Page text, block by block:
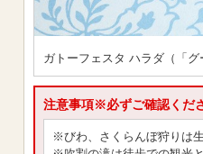
ガトーフェスタ ハラダ（「グ
注意事項※必ずご確認くだ
※びわ、さくらんぼ狩りは